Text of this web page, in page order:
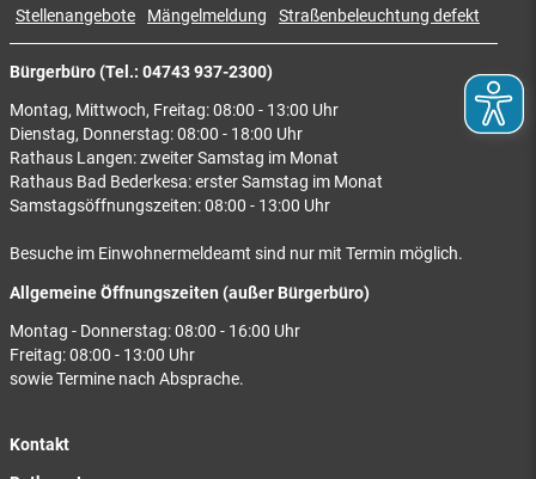
Bürgerbüro (Tel.: 04743 937-2300)
Montag, Mittwoch, Freitag: 08:00 - 13:00 Uhr
Dienstag, Donnerstag: 08:00 - 18:00 Uhr
Rathaus Langen: zweiter Samstag im Monat
Rathaus Bad Bederkesa: erster Samstag im Monat
Samstagsöffnungszeiten: 08:00 - 13:00 Uhr
Besuche im Einwohnermeldeamt sind nur mit Termin möglich.
Allgemeine Öffnungszeiten (außer Bürgerbüro)
Montag - Donnerstag: 08:00 - 16:00 Uhr
Freitag: 08:00 - 13:00 Uhr
sowie Termine nach Absprache.
Kontakt
Stellenangebote
Mängelmeldung Straßenbeleuchtung defekt